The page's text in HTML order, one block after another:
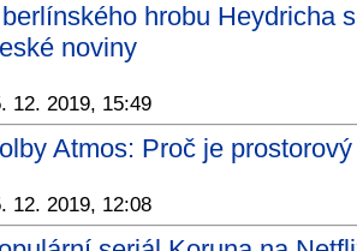
hrobu Heydricha
noviny
12. 2019, 15:49
Atmos: Proč je
12. 2019, 12:08